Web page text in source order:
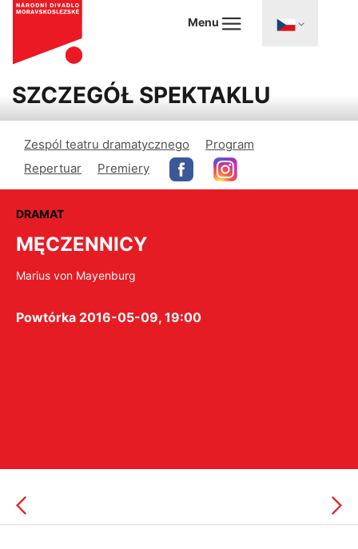
Menu
SZCZEGÓŁ SPEKTAKLU
Zespól teatru dramatycznego
Program
Repertuar
Premiery
DRAMAT
MĘCZENNICY
Marius von Mayenburg
Powtórka 2016-05-09, 19:00